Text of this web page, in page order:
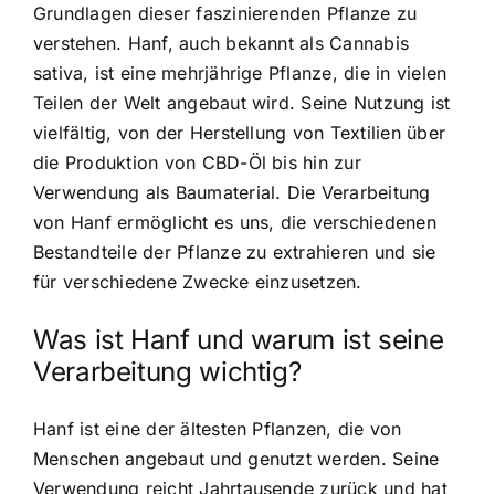
Grundlagen dieser faszinierenden Pflanze zu
verstehen. Hanf, auch bekannt als Cannabis
sativa, ist eine mehrjährige Pflanze, die in vielen
Teilen der Welt angebaut wird. Seine Nutzung ist
vielfältig, von der Herstellung von Textilien über
die Produktion von CBD-Öl bis hin zur
Verwendung als Baumaterial. Die Verarbeitung
von Hanf ermöglicht es uns, die verschiedenen
Bestandteile der Pflanze zu extrahieren und sie
für verschiedene Zwecke einzusetzen.
Was ist Hanf und warum ist seine
Verarbeitung wichtig?
Hanf ist eine der ältesten Pflanzen, die von
Menschen angebaut und genutzt werden. Seine
Verwendung reicht Jahrtausende zurück und hat